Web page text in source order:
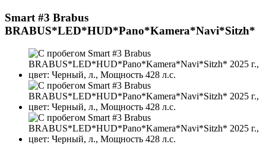
Smart #3 Brabus
BRABUS*LED*HUD*Pano*Kamera*Navi*Sitzh*